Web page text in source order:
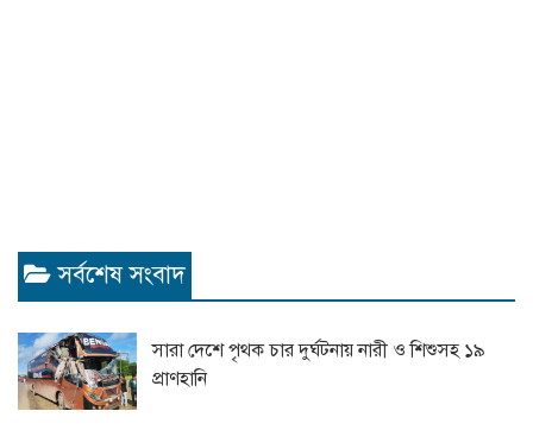
সর্বশেষ সংবাদ
সারা দেশে পৃথক চার দুর্ঘটনায় নারী ও শিশুসহ ১৯
প্রাণহানি